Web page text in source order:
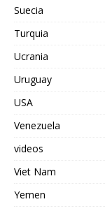
Suecia
Turquia
Ucrania
Uruguay
USA
Venezuela
videos
Viet Nam
Yemen